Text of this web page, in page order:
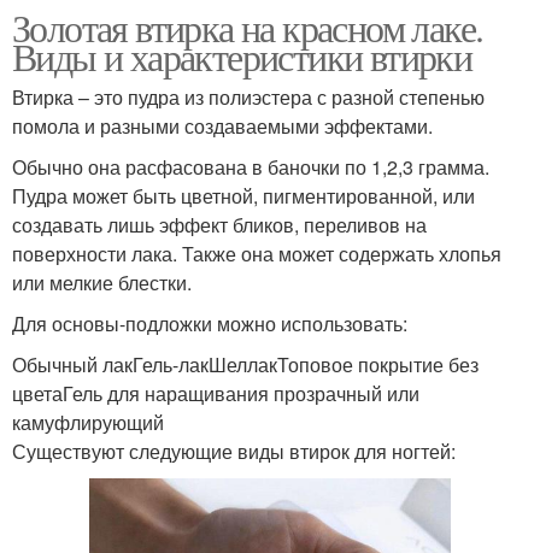
Золотая втирка на красном лаке.
Виды и характеристики втирки
Втирка – это пудра из полиэстера с разной степенью
помола и разными создаваемыми эффектами.
Обычно она расфасована в баночки по 1,2,3 грамма.
Пудра может быть цветной, пигментированной, или
создавать лишь эффект бликов, переливов на
поверхности лака. Также она может содержать хлопья
или мелкие блестки.
Для основы-подложки можно использовать:
Обычный лакГель-лакШеллакТоповое покрытие без
цветаГель для наращивания прозрачный или
камуфлирующий
Существуют следующие виды втирок для ногтей: